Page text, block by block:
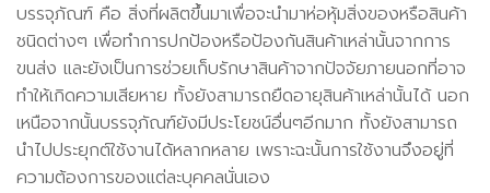
บรรจุภัณฑ์ คือ สิ่งที่ผลิตขึ้นมาเพื่อจะนำมาห่อหุ้มสิ่งของหรือสินค้า
ชนิดต่างๆ เพื่อทำการปกป้องหรือป้องกันสินค้าเหล่านั้นจากการ
ขนส่ง และยังเป็นการช่วยเก็บรักษาสินค้าจากปัจจัยภายนอกที่อาจ
ทำให้เกิดความเสียหาย ทั้งยังสามารถยืดอายุสินค้าเหล่านั้นได้ นอก
เหนือจากนั้นบรรจุภัณฑ์ยังมีประโยชน์อื่นๆอีกมาก ทั้งยังสามารถ
นำไปประยุกต์ใช้งานได้หลากหลาย เพราะฉะนั้นการใช้งานจึงอยู่ที่
ความต้องการของแต่ละบุคคลนั่นเอง